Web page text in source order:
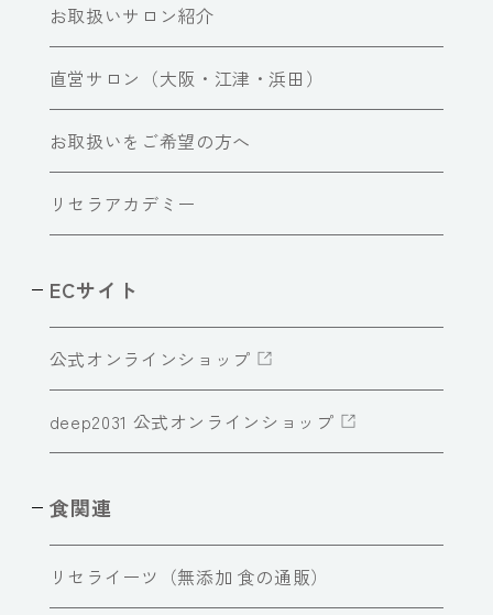
お取扱いサロン紹介
直営サロン（大阪・江津・浜田）
お取扱いをご希望の方へ
リセラアカデミー
ECサイト
公式オンラインショップ
deep2031 公式オンラインショップ
食関連
リセライーツ（無添加 食の通販）